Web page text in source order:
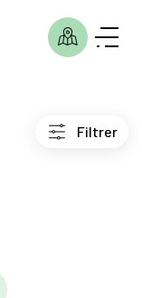
Filtrer